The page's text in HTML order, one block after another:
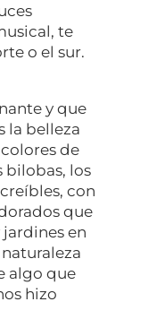
te
o el sur.
y que
la belleza
de
bilobas, los
con
que
en
algo que
hizo